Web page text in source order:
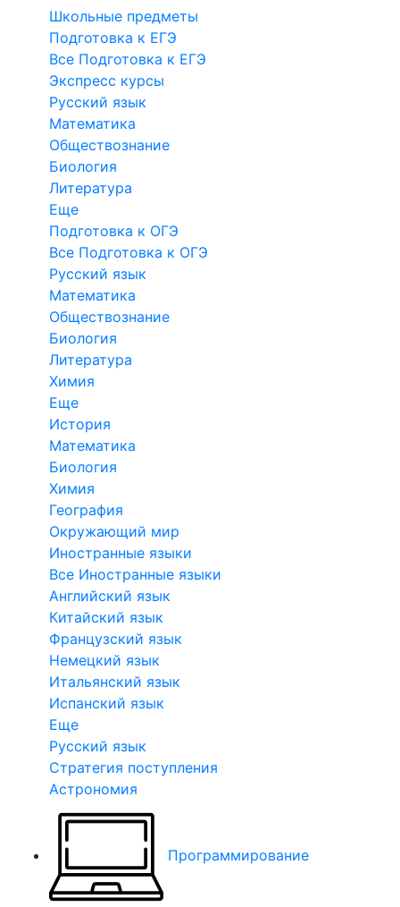
Школьные предметы
Подготовка к ЕГЭ
Все Подготовка к ЕГЭ
Экспресс курсы
Русский язык
Математика
Обществознание
Биология
Литература
Еще
Подготовка к ОГЭ
Все Подготовка к ОГЭ
Русский язык
Математика
Обществознание
Биология
Литература
Химия
Еще
История
Математика
Биология
Химия
География
Окружающий мир
Иностранные языки
Все Иностранные языки
Английский язык
Китайский язык
Французский язык
Немецкий язык
Итальянский язык
Испанский язык
Еще
Русский язык
Стратегия поступления
Астрономия
Программирование